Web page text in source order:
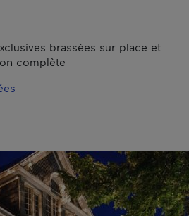
brassées sur place et
complète